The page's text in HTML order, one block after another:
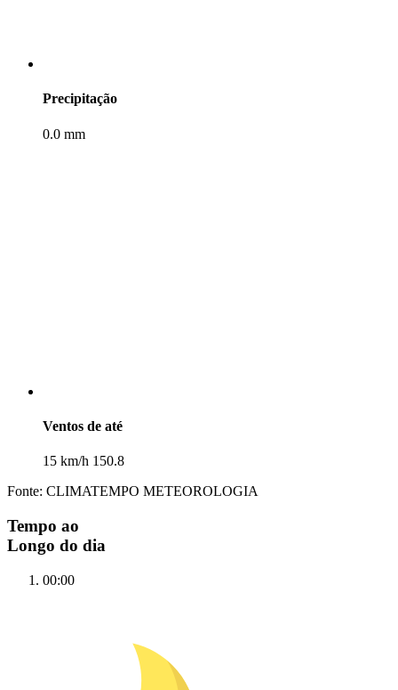
Precipitação
0.0 mm
Ventos de até
15 km/h 150.8
Fonte: CLIMATEMPO METEOROLOGIA
Tempo ao
Longo do dia
00:00